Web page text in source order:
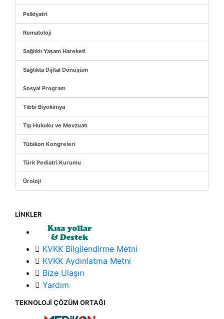
Psikiyatri
Romatoloji
Sağlıklı Yaşam Hareketi
Sağlıkta Dijital Dönüşüm
Sosyal Program
Tıbbi Biyokimya
Tıp Hukuku ve Mevzuatı
Tübikon Kongreleri
Türk Pediatri Kurumu
Üroloji
LİNKLER
KVKK Bilgilendirme Metni
KVKK Aydınlatma Metni
Bize Ulaşın
Yardım
TEKNOLOJİ ÇÖZÜM ORTAĞI